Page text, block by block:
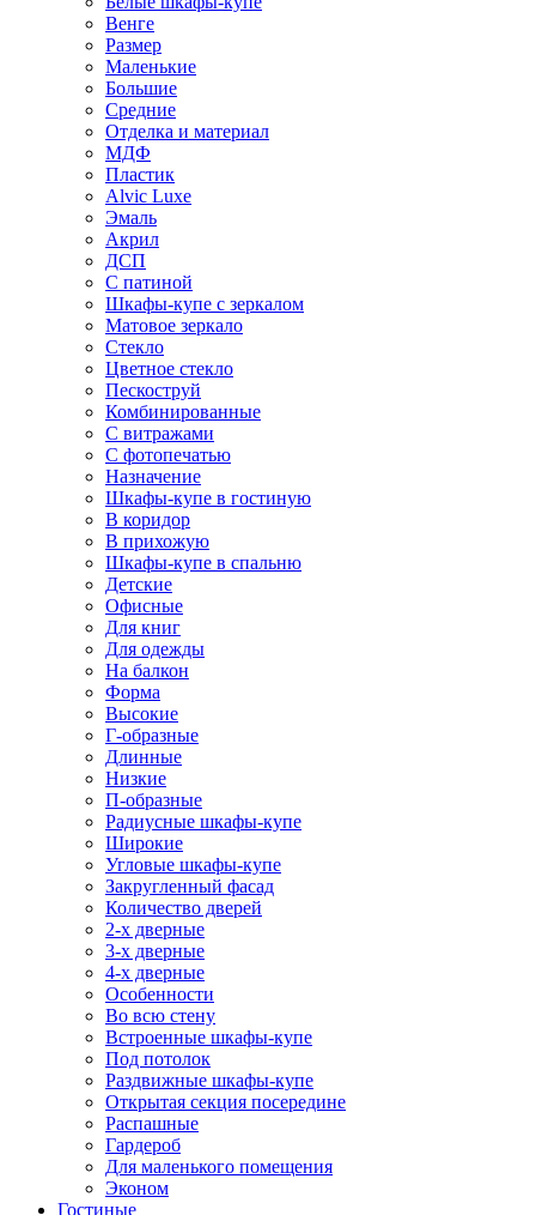
Венге
Размер
Маленькие
Большие
Средние
Отделка и материал
МДФ
Пластик
Alvic Luxe
Эмаль
Акрил
ДСП
С патиной
Шкафы-купе с зеркалом
Матовое зеркало
Стекло
Цветное стекло
Пескоструй
Комбинированные
С витражами
С фотопечатью
Назначение
Шкафы-купе в гостиную
В коридор
В прихожую
Шкафы-купе в спальню
Детские
Офисные
Для книг
Для одежды
На балкон
Форма
Высокие
Г-образные
Длинные
Низкие
П-образные
Радиусные шкафы-купе
Широкие
Угловые шкафы-купе
Закругленный фасад
Количество дверей
2-х дверные
3-х дверные
4-х дверные
Особенности
Во всю стену
Встроенные шкафы-купе
Под потолок
Раздвижные шкафы-купе
Открытая секция посередине
Распашные
Гардероб
Для маленького помещения
Эконом
Гостиные